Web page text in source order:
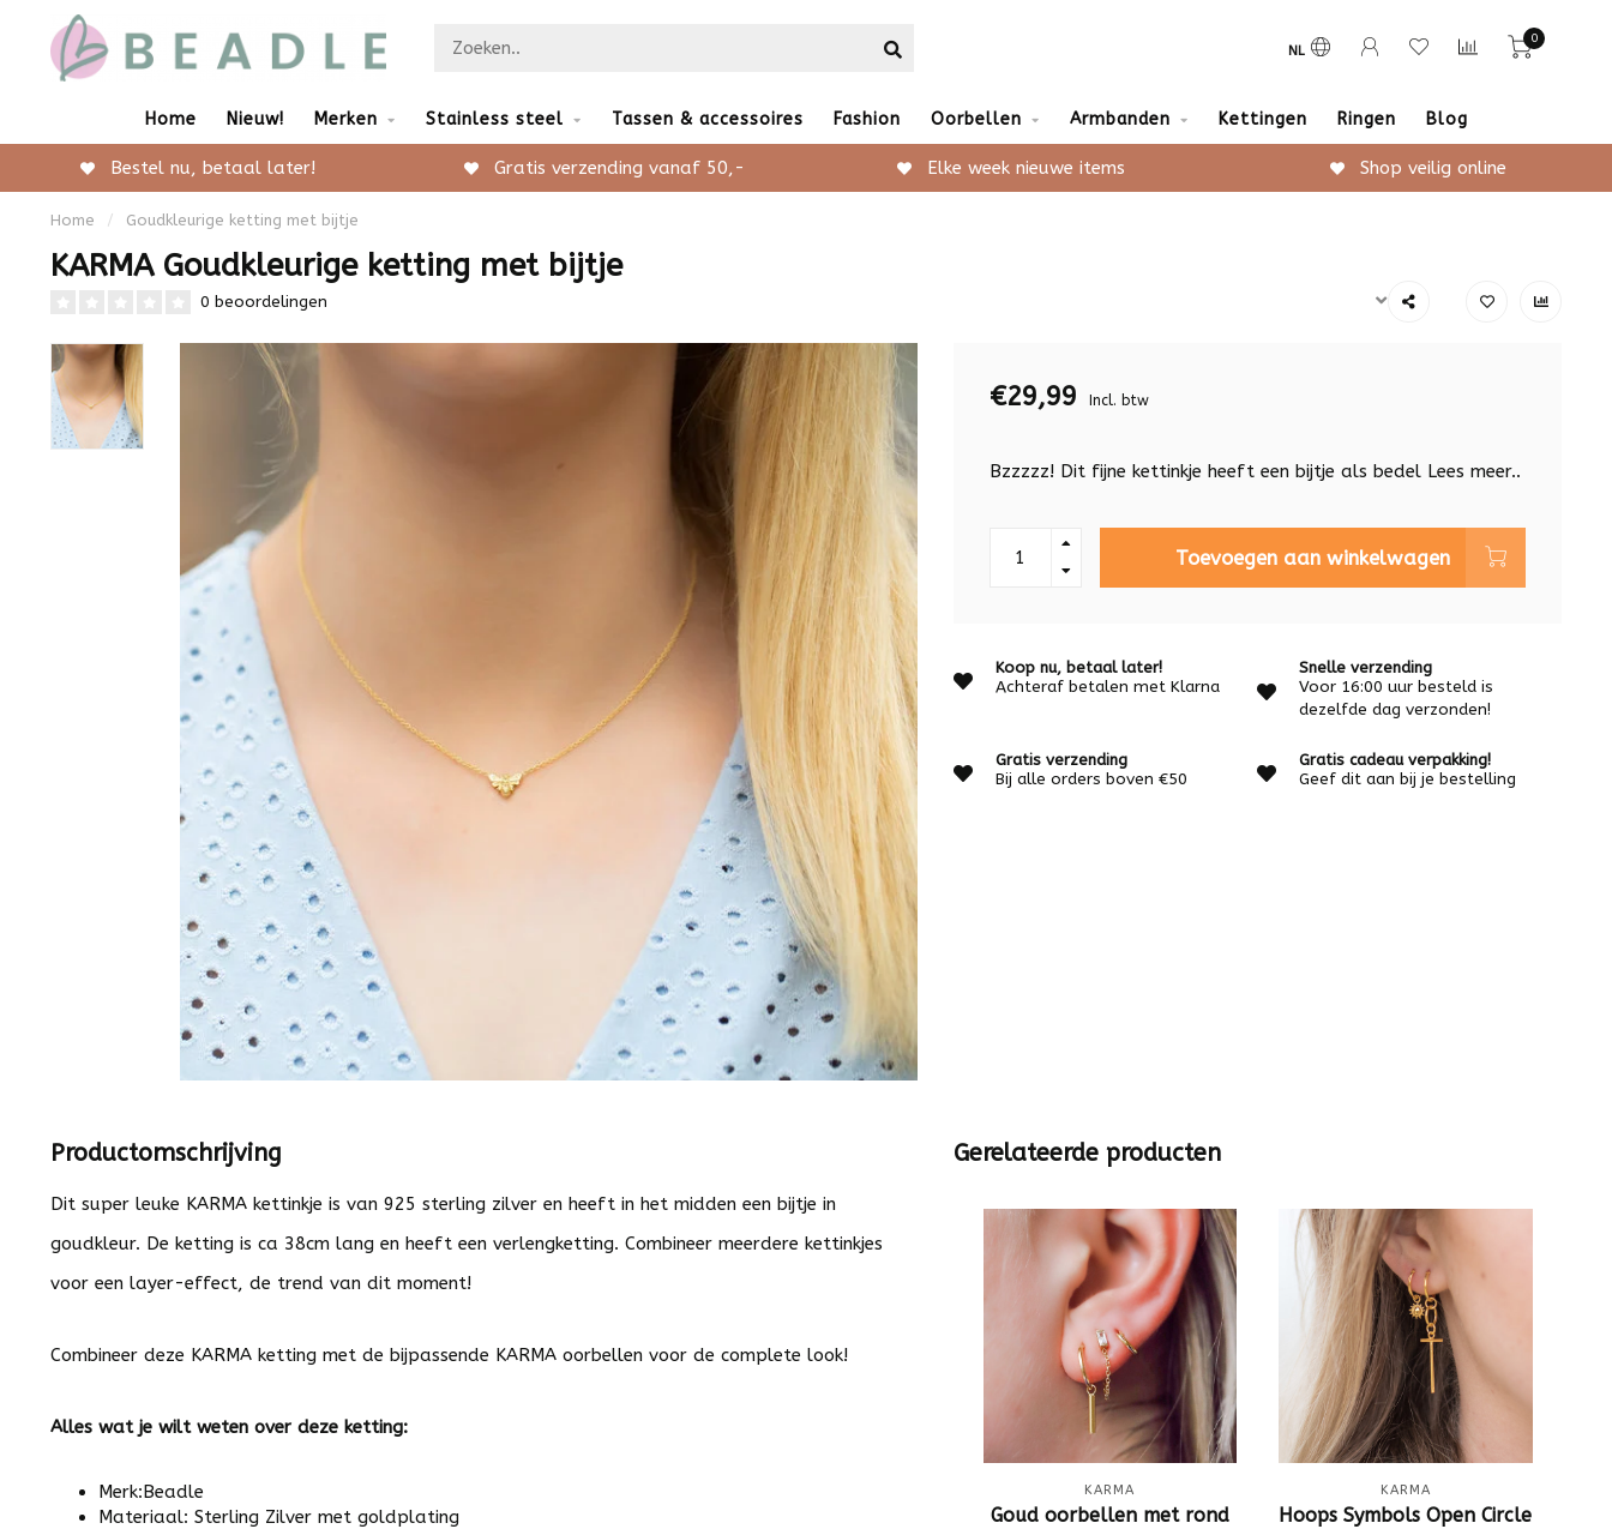
NL
0
Home Nieuw! Merken Stainless steel Tassen & accessoires Fashion Oorbellen Armbanden Kettingen Ringen Blog
Bestel nu, betaal later! Gratis verzending vanaf 50,- Elke week nieuwe items Shop veilig online
Home / Goudkleurige ketting met bijtje
KARMA Goudkleurige ketting met bijtje
0 beoordelingen
€29,99 Incl. btw
Bzzzzz! Dit fijne kettinkje heeft een bijtje als bedel Lees meer..
Toevoegen aan winkelwagen
Koop nu, betaal later!
Achteraf betalen met Klarna
Snelle verzending
Voor 16:00 uur besteld is
dezelfde dag verzonden!
Gratis verzending
Bij alle orders boven €50
Gratis cadeau verpakking!
Geef dit aan bij je bestelling
Productomschrijving
Dit super leuke KARMA kettinkje is van 925 sterling zilver en heeft in het midden een bijtje in
goudkleur. De ketting is ca 38cm lang en heeft een verlengketting. Combineer meerdere kettinkjes
voor een layer-effect, de trend van dit moment!
Combineer deze KARMA ketting met de bijpassende KARMA oorbellen voor de complete look!
Alles wat je wilt weten over deze ketting:
Merk:Beadle
Materiaal: Sterling Zilver met goldplating
Gerelateerde producten
KARMA
Goud oorbellen met rond
KARMA
Hoops Symbols Open Circle